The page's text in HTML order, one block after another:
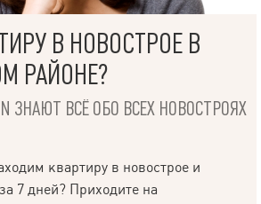
В НОВОСТРОЕ В
РАЙОНЕ?
ЗНАЮТ ВСЁ ОБО ВСЕХ НОВОСТРОЯХ
квартиру в новострое и
7 дней? Приходите на